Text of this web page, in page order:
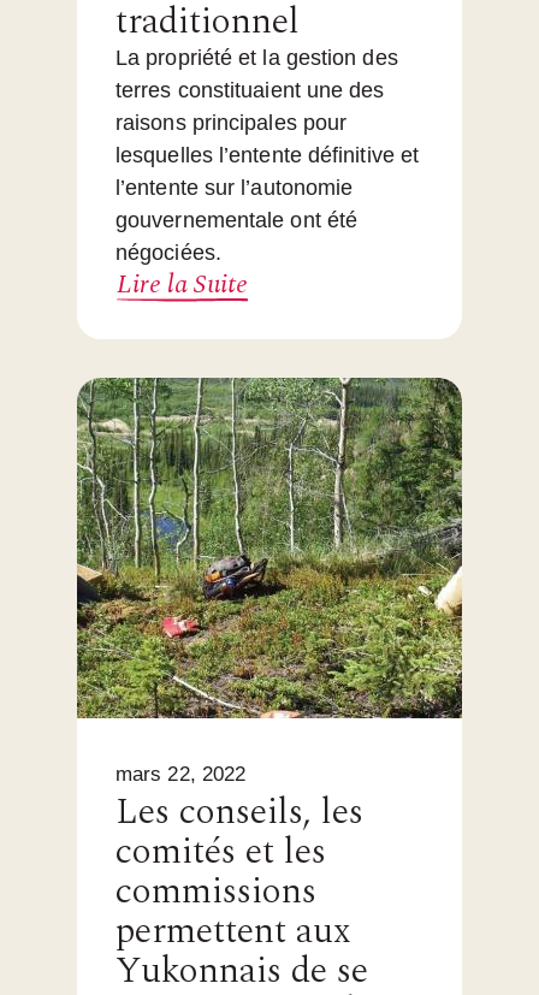
traditionnel
La propriété et la gestion des
terres constituaient une des
raisons principales pour
lesquelles l’entente définitive et
l’entente sur l’autonomie
gouvernementale ont été
négociées.
Lire la Suite
mars 22, 2022
Les conseils, les
comités et les
commissions
permettent aux
Yukonnais de se